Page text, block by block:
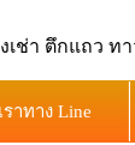
า ตึกแถว
าทาง Line